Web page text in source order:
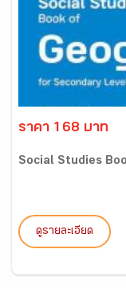
ราคา 168 บาท
Social Studies
ดูรายละเอียด